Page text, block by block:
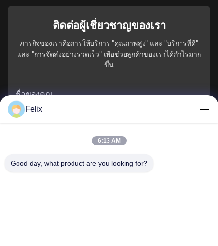
ติดต่อผู้เชี่ยวชาญของเรา
ภารกิจของเราคือการให้บริการ "คุณภาพสูง" และ "บริการที่ดี"
และ "การจัดส่งอย่างรวดเร็ว" เพื่อช่วยลูกค้าของเราได้กําไรมาก
ขึ้น
ชื่อของคุณ
หมายเลขโทรศัพท์
อีเมล*
Felix
6:13 AM
Good day, what product are you looking for?